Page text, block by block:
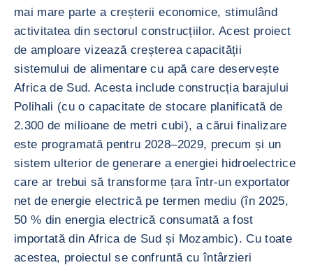
mai mare parte a creșterii economice, stimulând
activitatea din sectorul construcțiilor. Acest proiect
de amploare vizează creșterea capacității
sistemului de alimentare cu apă care deservește
Africa de Sud. Acesta include construcția barajului
Polihali (cu o capacitate de stocare planificată de
2.300 de milioane de metri cubi), a cărui finalizare
este programată pentru 2028–2029, precum și un
sistem ulterior de generare a energiei hidroelectrice
care ar trebui să transforme țara într-un exportator
net de energie electrică pe termen mediu (în 2025,
50 % din energia electrică consumată a fost
importată din Africa de Sud și Mozambic). Cu toate
acestea, proiectul se confruntă cu întârzieri